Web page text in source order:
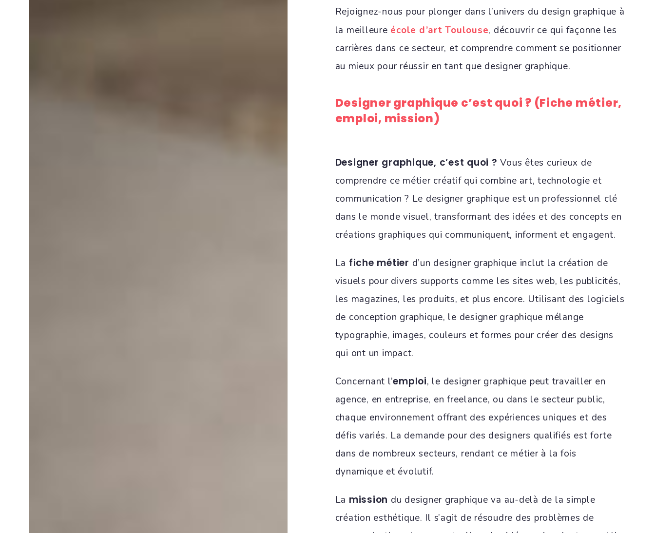
Rejoignez-nous pour plonger dans l’univers du design graphique à
la meilleure école d’art Toulouse, découvrir ce qui façonne les
carrières dans ce secteur, et comprendre comment se positionner
au mieux pour réussir en tant que designer graphique.
Designer graphique c’est quoi ? (Fiche métier,
emploi, mission)
Designer graphique, c’est quoi ? Vous êtes curieux de
comprendre ce métier créatif qui combine art, technologie et
communication ? Le designer graphique est un professionnel clé
dans le monde visuel, transformant des idées et des concepts en
créations graphiques qui communiquent, informent et engagent.
La fiche métier d’un designer graphique inclut la création de
visuels pour divers supports comme les sites web, les publicités,
les magazines, les produits, et plus encore. Utilisant des logiciels
de conception graphique, le designer graphique mélange
typographie, images, couleurs et formes pour créer des designs
qui ont un impact.
Concernant l’emploi, le designer graphique peut travailler en
agence, en entreprise, en freelance, ou dans le secteur public,
chaque environnement offrant des expériences uniques et des
défis variés. La demande pour des designers qualifiés est forte
dans de nombreux secteurs, rendant ce métier à la fois
dynamique et évolutif.
La mission du designer graphique va au-delà de la simple
création esthétique. Il s’agit de résoudre des problèmes de